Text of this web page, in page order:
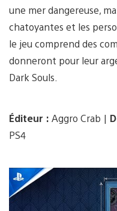
une mer dangereuse,
chatoyantes et les
le jeu comprend des
donneront pour leur
Dark Souls.
Éditeur : Aggro Crab |
PS4